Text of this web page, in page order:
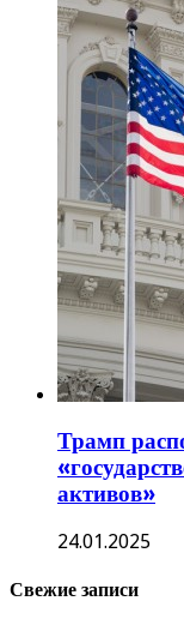
Трамп
активов»
24.01.2025
Свежие записи